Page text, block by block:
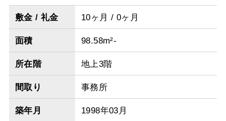
敷金 / 礼金 10ヶ月 / 0ヶ月
面積 98.58m²-
所在階 地上3階
間取り 事務所
築年月 1998年03月